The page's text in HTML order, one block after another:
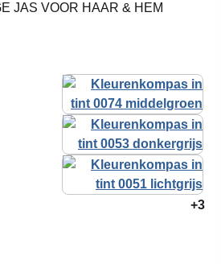
JAS VOOR HAAR & HEM
+3